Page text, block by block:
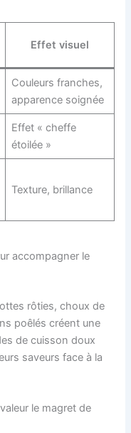
Effet visuel
Couleurs franches,
apparence soignée
Effet « cheffe
étoilée »
Texture, brillance
accompagner le
rôties, choux de
poêlés créent une
de cuisson doux
saveurs face à la
le magret de